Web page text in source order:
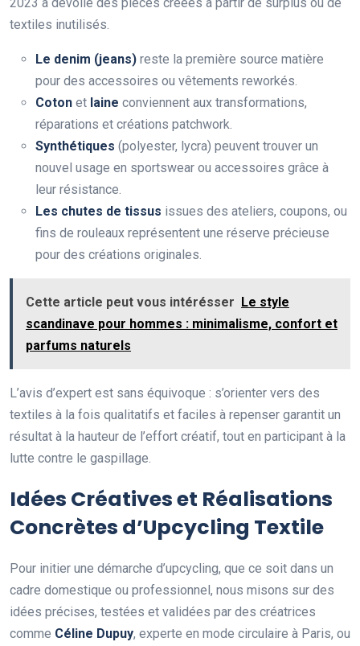
textiles inutilisés.
Le denim (jeans) reste la première source matière
pour des accessoires ou vêtements reworkés.
Coton et laine conviennent aux transformations,
réparations et créations patchwork.
Synthétiques (polyester, lycra) peuvent trouver un
nouvel usage en sportswear ou accessoires grâce à
leur résistance.
Les chutes de tissus issues des ateliers, coupons, ou
fins de rouleaux représentent une réserve précieuse
pour des créations originales.
Cette article peut vous intérésser Le style
scandinave pour hommes : minimalisme, confort et
parfums naturels
L’avis d’expert est sans équivoque : s’orienter vers des
textiles à la fois qualitatifs et faciles à repenser garantit un
résultat à la hauteur de l’effort créatif, tout en participant à la
lutte contre le gaspillage.
Idées Créatives et Réalisations
Concrètes d’Upcycling Textile
Pour initier une démarche d’upcycling, que ce soit dans un
cadre domestique ou professionnel, nous misons sur des
idées précises, testées et validées par des créatrices
comme Céline Dupuy, experte en mode circulaire à Paris, ou